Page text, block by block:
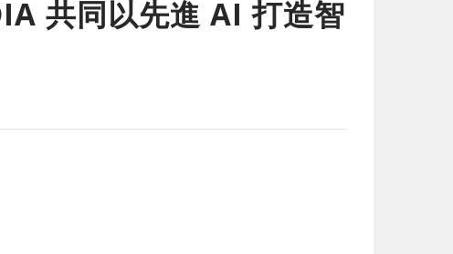
共同以先進 AI 打造智